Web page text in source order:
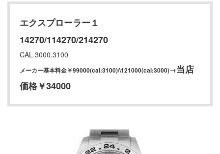
エクスプローラー１
14270/114270/214270
CAL.3000.3100
メーカー基本料金￥99000(cal:3100)/\121000(cal:3000)→当店
価格￥34000